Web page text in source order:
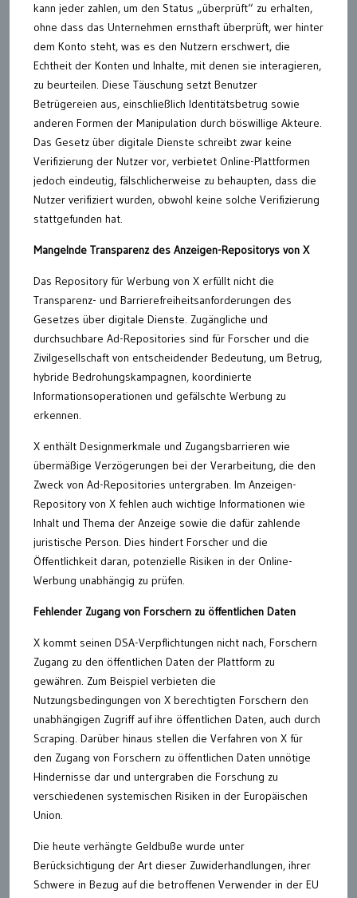
kann jeder zahlen, um den Status „überprüft“ zu erhalten,
ohne dass das Unternehmen ernsthaft überprüft, wer hinter
dem Konto steht, was es den Nutzern erschwert, die
Echtheit der Konten und Inhalte, mit denen sie interagieren,
zu beurteilen. Diese Täuschung setzt Benutzer
Betrügereien aus, einschließlich Identitätsbetrug sowie
anderen Formen der Manipulation durch böswillige Akteure.
Das Gesetz über digitale Dienste schreibt zwar keine
Verifizierung der Nutzer vor, verbietet Online-Plattformen
jedoch eindeutig, fälschlicherweise zu behaupten, dass die
Nutzer verifiziert wurden, obwohl keine solche Verifizierung
stattgefunden hat.
Mangelnde Transparenz des Anzeigen-Repositorys von X
Das Repository für Werbung von X erfüllt nicht die
Transparenz- und Barrierefreiheitsanforderungen des
Gesetzes über digitale Dienste. Zugängliche und
durchsuchbare Ad-Repositories sind für Forscher und die
Zivilgesellschaft von entscheidender Bedeutung, um Betrug,
hybride Bedrohungskampagnen, koordinierte
Informationsoperationen und gefälschte Werbung zu
erkennen.
X enthält Designmerkmale und Zugangsbarrieren wie
übermäßige Verzögerungen bei der Verarbeitung, die den
Zweck von Ad-Repositories untergraben. Im Anzeigen-
Repository von X fehlen auch wichtige Informationen wie
Inhalt und Thema der Anzeige sowie die dafür zahlende
juristische Person. Dies hindert Forscher und die
Öffentlichkeit daran, potenzielle Risiken in der Online-
Werbung unabhängig zu prüfen.
Fehlender Zugang von Forschern zu öffentlichen Daten
X kommt seinen DSA-Verpflichtungen nicht nach, Forschern
Zugang zu den öffentlichen Daten der Plattform zu
gewähren. Zum Beispiel verbieten die
Nutzungsbedingungen von X berechtigten Forschern den
unabhängigen Zugriff auf ihre öffentlichen Daten, auch durch
Scraping. Darüber hinaus stellen die Verfahren von X für
den Zugang von Forschern zu öffentlichen Daten unnötige
Hindernisse dar und untergraben die Forschung zu
verschiedenen systemischen Risiken in der Europäischen
Union.
Die heute verhängte Geldbuße wurde unter
Berücksichtigung der Art dieser Zuwiderhandlungen, ihrer
Schwere in Bezug auf die betroffenen Verwender in der EU